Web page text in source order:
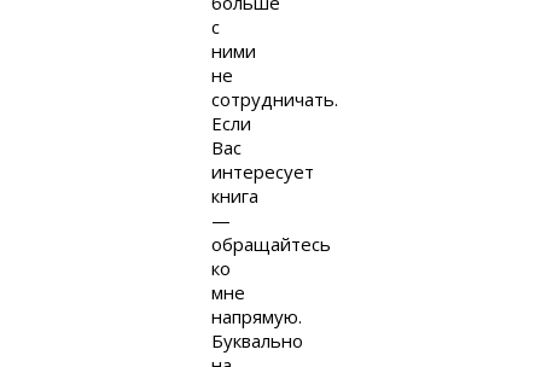
с
ними
не
сотрудничать.
Если
Вас
интересует
книга
—
обращайтесь
ко
мне
напрямую.
Буквально